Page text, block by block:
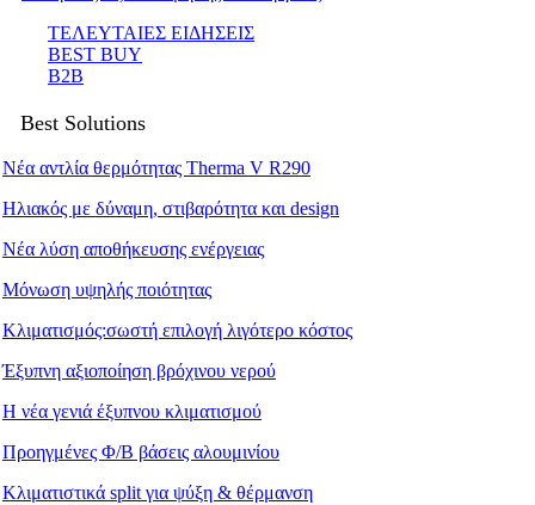
ΤΕΛΕΥΤΑΙΕΣ ΕΙΔΗΣΕΙΣ
BEST BUY
B2B
Best Solutions
Νέα αντλία θερμότητας Therma V R290
Ηλιακός με δύναμη, στιβαρότητα και design
Νέα λύση αποθήκευσης ενέργειας
Μόνωση υψηλής ποιότητας
Κλιματισμός:σωστή επιλογή λιγότερο κόστος
Έξυπνη αξιοποίηση βρόχινου νερού
Η νέα γενιά έξυπνου κλιματισμού
Προηγμένες Φ/Β βάσεις αλουμινίου
Κλιματιστικά split για ψύξη & θέρμανση